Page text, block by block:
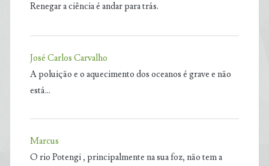
Renegar a ciência é andar para trás.
José Carlos Carvalho
A poluição e o aquecimento dos oceanos é grave e não
está…
Marcus
O rio Potengi , principalmente na sua foz, não tem a